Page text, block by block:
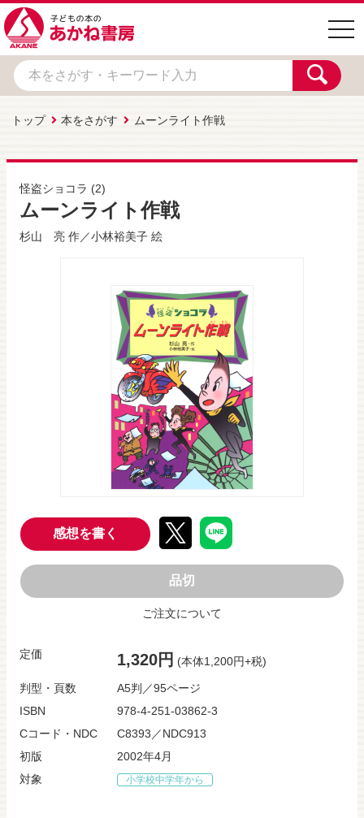
トップ 本をさがす ムーンライト作戦
怪盗ショコラ (2)
ムーンライト作戦
杉山 亮 作／小林裕美子 絵
感想を書く
品切
ご注文について
定価 1,320円 (本体1,200円+税)
判型・頁数
A5判／95ページ
ISBN
978-4-251-03862-3
Cコード・NDC
C8393／NDC913
初版
2002年4月
対象
小学校中学年から